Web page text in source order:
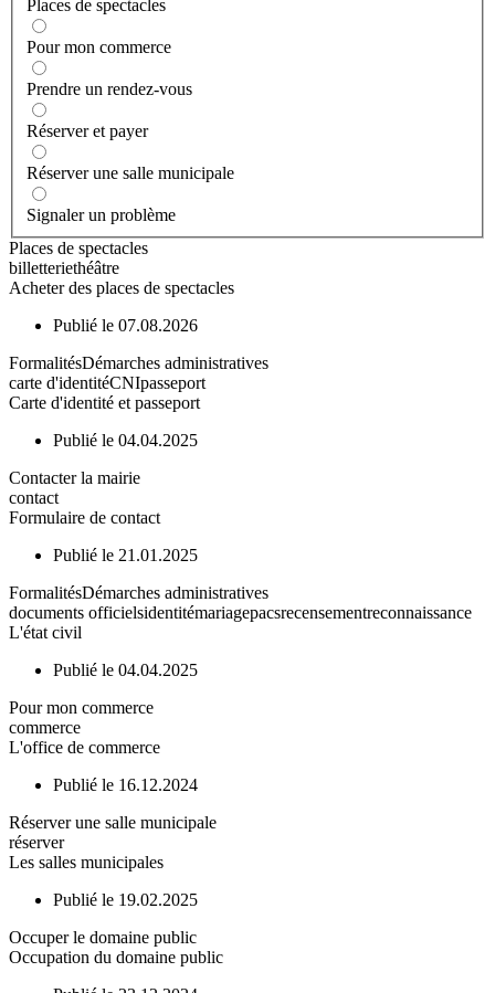
Places de spectacles
Pour mon commerce
Prendre un rendez-vous
Réserver et payer
Réserver une salle municipale
Signaler un problème
Places de spectacles
billetteriethéâtre
Acheter des places de spectacles
Publié le 07.08.2026
FormalitésDémarches administratives
carte d'identitéCNIpasseport
Carte d'identité et passeport
Publié le 04.04.2025
Contacter la mairie
contact
Formulaire de contact
Publié le 21.01.2025
FormalitésDémarches administratives
documents officielsidentitémariagepacsrecensementreconnaissance
L'état civil
Publié le 04.04.2025
Pour mon commerce
commerce
L'office de commerce
Publié le 16.12.2024
Réserver une salle municipale
réserver
Les salles municipales
Publié le 19.02.2025
Occuper le domaine public
Occupation du domaine public